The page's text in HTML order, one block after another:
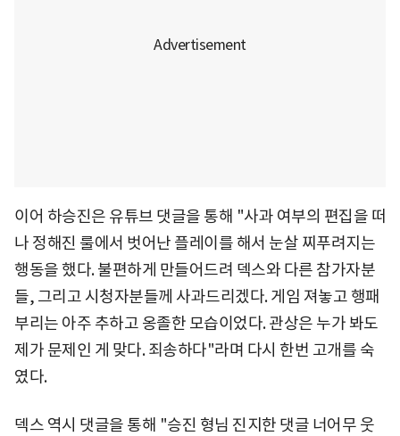
이어 하승진은 유튜브 댓글을 통해 "사과 여부의 편집을 떠
나 정해진 룰에서 벗어난 플레이를 해서 눈살 찌푸려지는
행동을 했다. 불편하게 만들어드려 덱스와 다른 참가자분
들, 그리고 시청자분들께 사과드리겠다. 게임 져놓고 행패
부리는 아주 추하고 옹졸한 모습이었다. 관상은 누가 봐도
제가 문제인 게 맞다. 죄송하다"라며 다시 한번 고개를 숙
였다.
덱스 역시 댓글을 통해 "승진 형님 진지한 댓글 너어무 웃